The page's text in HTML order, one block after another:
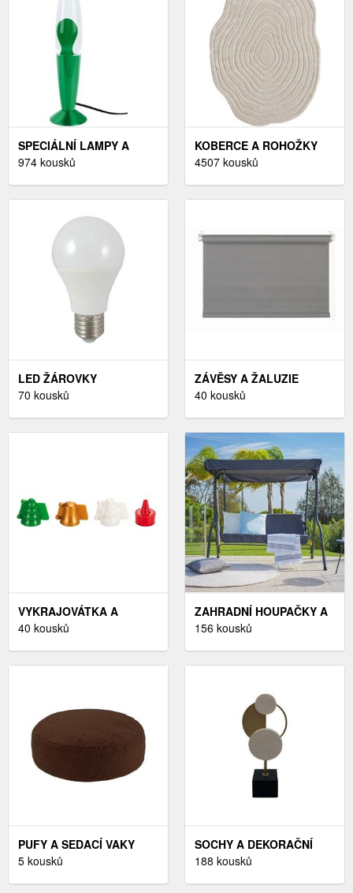
SPECIÁLNÍ LAMPY A
SVÍTIDLA
974 kousků
KOBERCE A ROHOŽKY
4507 kousků
LED ŽÁROVKY
E27,VYBAVENÍ A
70 kousků
ZÁVĚSY A ŽALUZIE
40 kousků
VYKRAJOVÁTKA A
FORMIČKY
40 kousků
ZAHRADNÍ HOUPAČKY A
SÍTĚ
156 kousků
PUFY A SEDACÍ VAKY
5 kousků
SOCHY A DEKORAČNÍ
PŘEDMETY
188 kousků